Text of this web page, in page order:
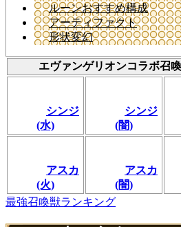
ルーンおすすめ構成
アーティファクト
形状変幻
エヴァンゲリオンコラボ召
シンジ
(水)
シンジ
(闇)
アスカ
(火)
アスカ
(闇)
最強召喚獣ランキング